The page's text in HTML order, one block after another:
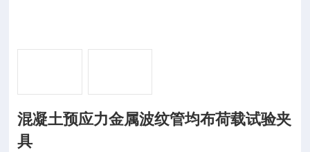
混凝土预应力金属波纹管均布荷载试验夹
具